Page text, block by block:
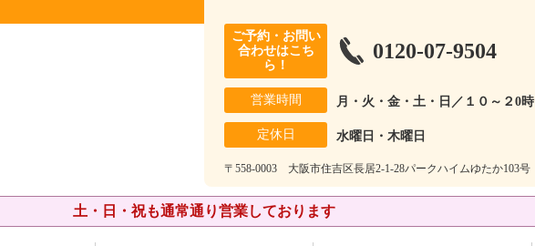
ご予約・お問い
合わせはこち
ら！
0120-07-9504
営業時間 月・火・金・土・日／１０～２0時
定休日 水曜日・木曜日
〒558-0003 大阪市住吉区長居2-1-28パークハイムゆたか103号
土・日・祝も通常通り営業しております